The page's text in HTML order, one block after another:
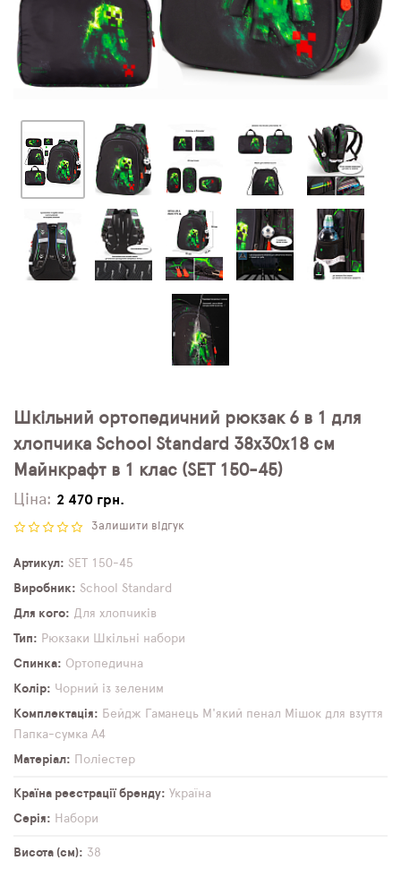
Шкільний ортопедичний рюкзак 6 в 1 для
хлопчика School Standard 38х30х18 см
Майнкрафт в 1 клас (SET 150-45)
Ціна: 2 470 грн.
Залишити відгук
Артикул
SET 150-45
Виробник
School Standard
Для кого
Для хлопчиків
Тип
Рюкзаки
Шкільні набори
Спинка
Ортопедична
Колір
Чорний із зеленим
Комплектація
Бейдж Гаманець М'який пенал Мішок для взуття
Папка-сумка А4
Матеріал
Поліестер
Країна реєстрації бренду
Україна
Серія
Набори
Висота (см)
38